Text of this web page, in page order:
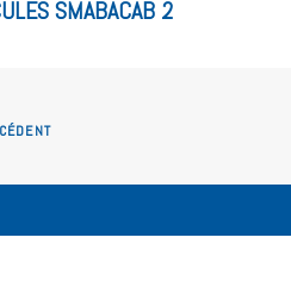
SMABACAB 2